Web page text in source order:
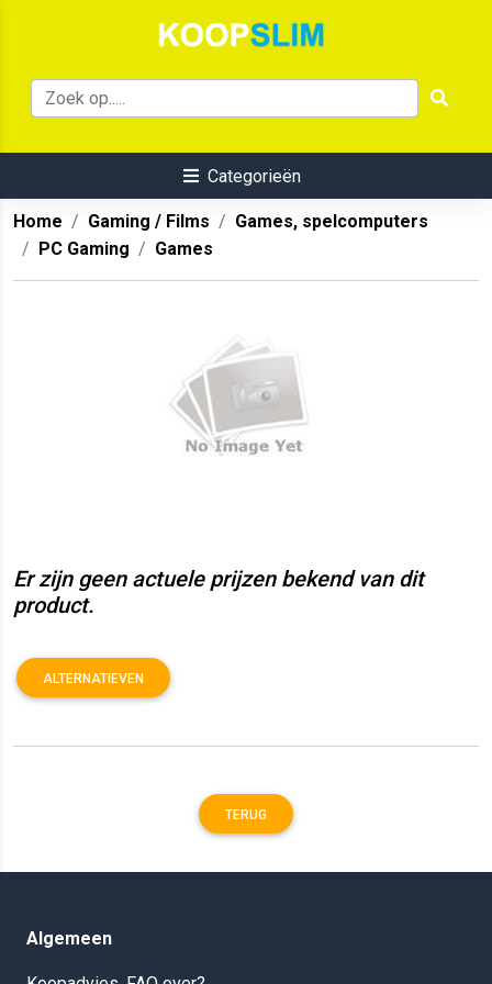
Categorieën
Home Gaming / Films
Games, spelcomputers
PC Gaming
Games
Er zijn geen actuele prijzen bekend van dit
product.
ALTERNATIEVEN
TERUG
Algemeen